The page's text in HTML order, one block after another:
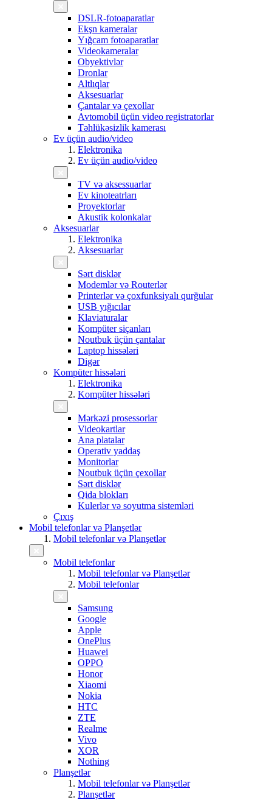
DSLR-fotoaparatlar
Ekşn kameralar
Yığcam fotoaparatlar
Videokameralar
Obyektivlər
Dronlar
Altlıqlar
Aksesuarlar
Çantalar və çexollar
Avtomobil üçün video registratorlar
Təhlükəsizlik kamerası
Ev üçün audio/video
Elektronika
Ev üçün audio/video
TV və aksessuarlar
Ev kinoteatrları
Proyektorlar
Akustik kolonkalar
Aksesuarlar
Elektronika
Aksesuarlar
Sərt disklər
Modemlər və Routerlər
Printerlər və çoxfunksiyalı qurğular
USB yığıcılar
Klaviaturalar
Kompüter siçanları
Noutbuk üçün çantalar
Laptop hissələri
Digər
Kompüter hissələri
Elektronika
Kompüter hissələri
Mərkəzi prosessorlar
Videokartlar
Ana platalar
Operativ yaddaş
Monitorlar
Noutbuk üçün çexollar
Sərt disklər
Qida blokları
Kulerlər və soyutma sistemləri
Çıxış
Mobil telefonlar və Planşetlər
Mobil telefonlar və Planşetlər
Mobil telefonlar
Mobil telefonlar və Planşetlər
Mobil telefonlar
Samsung
Google
Apple
OnePlus
Huawei
OPPO
Honor
Xiaomi
Nokia
HTC
ZTE
Realme
Vivo
XOR
Nothing
Planşetlər
Mobil telefonlar və Planşetlər
Planşetlər